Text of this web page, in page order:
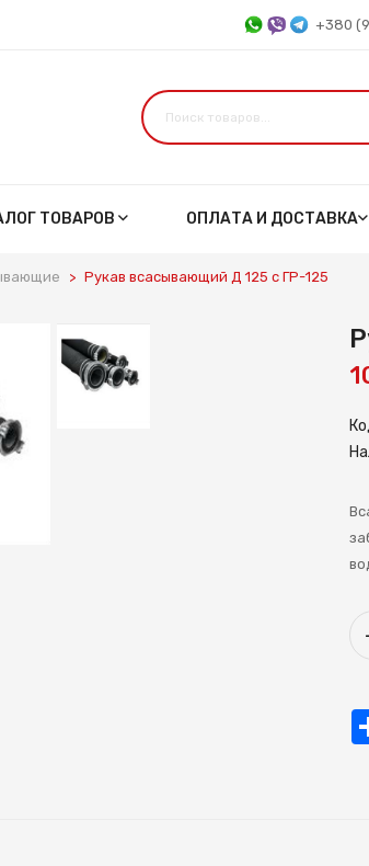
+380
ТОВАРОВ ОПЛАТА И ДОСТАВКА
Рукав всасывающий Д 125 с ГР-125